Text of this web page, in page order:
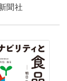
聞社